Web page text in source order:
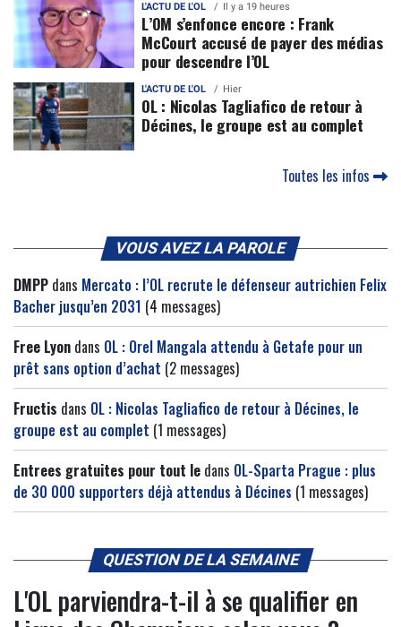
L'ACTU DE L'OL Il y a 19 heures
L’OM s’enfonce encore : Frank
McCourt accusé de payer des médias
pour descendre l’OL
L'ACTU DE L'OL Hier
OL : Nicolas Tagliafico de retour à
Décines, le groupe est au complet
Toutes les infos
VOUS AVEZ LA PAROLE
DMPP dans Mercato : l’OL recrute le défenseur autrichien Felix
Bacher jusqu’en 2031 (4 messages)
Free Lyon dans OL : Orel Mangala attendu à Getafe pour un
prêt sans option d’achat (2 messages)
Fructis dans OL : Nicolas Tagliafico de retour à Décines, le
groupe est au complet (1 messages)
Entrees gratuites pour tout le dans OL-Sparta Prague : plus
de 30 000 supporters déjà attendus à Décines (1 messages)
QUESTION DE LA SEMAINE
L'OL parviendra-t-il à se qualifier en